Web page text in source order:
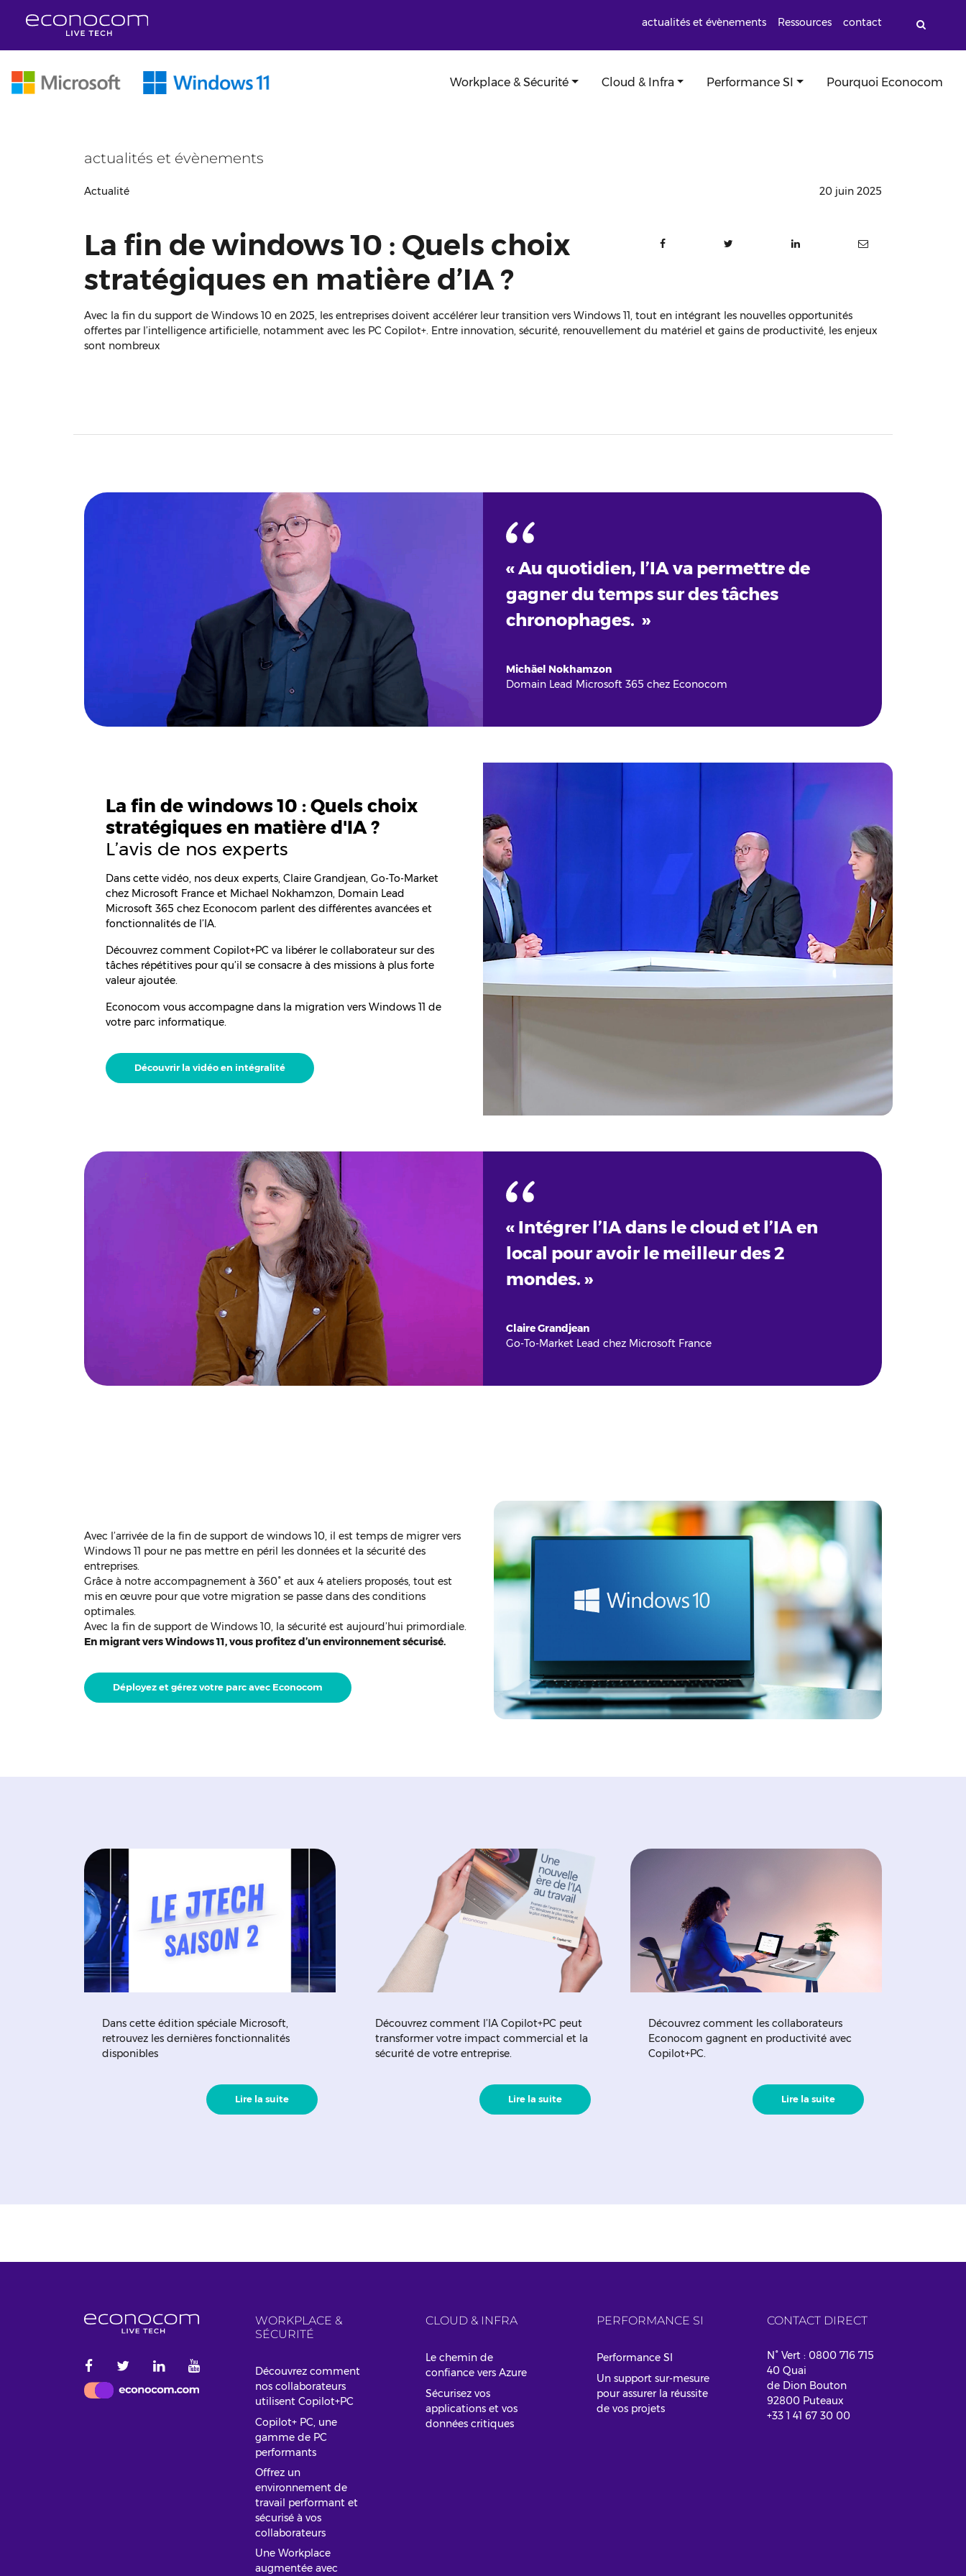
actualités et évènements
Ressources contact
Workplace & Sécurité Cloud & Infra Performance SI Pourquoi Econocom
actualités et évènements
Actualité 20 juin 2025
La fin de windows 10 : Quels choix
stratégiques en matière d’IA ?
Avec la fin du support de Windows 10 en 2025, les entreprises doivent accélérer leur transition vers Windows 11, tout en intégrant les nouvelles opportunités
offertes par l’intelligence artificielle, notamment avec les PC Copilot+. Entre innovation, sécurité, renouvellement du matériel et gains de productivité, les enjeux
sont nombreux
« Au quotidien, l’IA va permettre de
gagner du temps sur des tâches
chronophages. »
Michäel Nokhamzon
Domain Lead Microsoft 365 chez Econocom
La fin de windows 10 : Quels choix
stratégiques en matière d'IA ?
L’avis de nos experts
Dans cette vidéo, nos deux experts, Claire Grandjean, Go-To-Market
chez Microsoft France et Michael Nokhamzon, Domain Lead
Microsoft 365 chez Econocom parlent des différentes avancées et
fonctionnalités de l’IA.
Découvrez comment Copilot+PC va libérer le collaborateur sur des
tâches répétitives pour qu’il se consacre à des missions à plus forte
valeur ajoutée.
Econocom vous accompagne dans la migration vers Windows 11 de
votre parc informatique.
Découvrir la vidéo en intégralité
« Intégrer l’IA dans le cloud et l’IA en
local pour avoir le meilleur des 2
mondes. »
Claire Grandjean
Go-To-Market Lead chez Microsoft France
Avec l’arrivée de la fin de support de windows 10, il est temps de migrer vers
Windows 11 pour ne pas mettre en péril les données et la sécurité des
entreprises.
Grâce à notre accompagnement à 360° et aux 4 ateliers proposés, tout est
mis en œuvre pour que votre migration se passe dans des conditions
optimales.
Avec la fin de support de Windows 10, la sécurité est aujourd’hui primordiale.
En migrant vers Windows 11, vous profitez d’un environnement sécurisé.
Déployez et gérez votre parc avec Econocom
Dans cette édition spéciale Microsoft,
retrouvez les dernières fonctionnalités
disponibles
Lire la suite
Découvrez comment l’IA Copilot+PC peut
transformer votre impact commercial et la
sécurité de votre entreprise.
Lire la suite
Découvrez comment les collaborateurs
Econocom gagnent en productivité avec
Copilot+PC.
Lire la suite
WORKPLACE &
SÉCURITÉ
Découvrez comment
nos collaborateurs
utilisent Copilot+PC
Copilot+ PC, une
gamme de PC
performants
Offrez un
environnement de
travail performant et
sécurisé à vos
collaborateurs
Une Workplace
augmentée avec
CLOUD & INFRA
Le chemin de
confiance vers Azure
Sécurisez vos
applications et vos
données critiques
PERFORMANCE SI
Performance SI
Un support sur-mesure
pour assurer la réussite
de vos projets
CONTACT DIRECT
N° Vert : 0800 716 715
40 Quai
de Dion Bouton
92800 Puteaux
+33 1 41 67 30 00